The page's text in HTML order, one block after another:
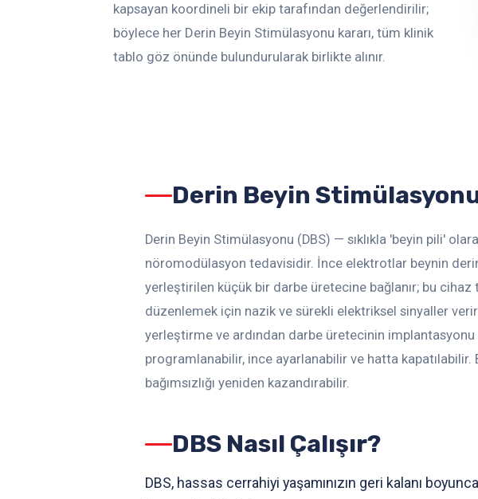
kapsayan koordineli bir ekip tarafından değerlendirilir;
böylece her Derin Beyin Stimülasyonu kararı, tüm klinik
tablo göz önünde bulundurularak birlikte alınır.
Derin Beyin
Derin Beyin Stimülasyonu (DBS) — sıklıkla 'beyin pili'
nöromodülasyon tedavisidir. İnce elektrotlar beynin
yerleştirilen küçük bir darbe üretecine bağlanır; bu
düzenlemek için nazik ve sürekli elektriksel sinyaller
yerleştirme ve ardından darbe üretecinin
programlanabilir, ince ayarlanabilir ve hatta
bağımsızlığı yeniden kazandırabilir.
DBS Nasıl Çalışır?
DBS, hassas cerrahiyi yaşamınızın geri kalanı